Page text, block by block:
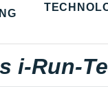
i-Run-